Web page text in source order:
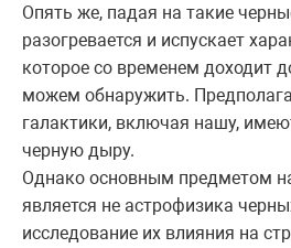
Опять же, падая на такие
разогревается и испускает
которое со временем доходит
можем обнаружить.
галактики, включая нашу,
черную дыру.
Однако основным предметом
является не астрофизика
исследование их влияния на